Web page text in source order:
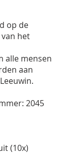
op de
het
alle mensen
aan
2045
(10x)